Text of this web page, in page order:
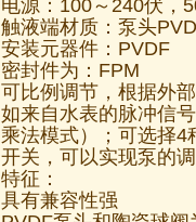
电源：100～240伏，
触液端材质：泵头
安装元器件：PVDF
密封件为：FPM
可比例调节，根据外
如来自水表的脉冲信
乘法模式）；可选择4
开关，可以实现泵的
特征：
具有兼容性强